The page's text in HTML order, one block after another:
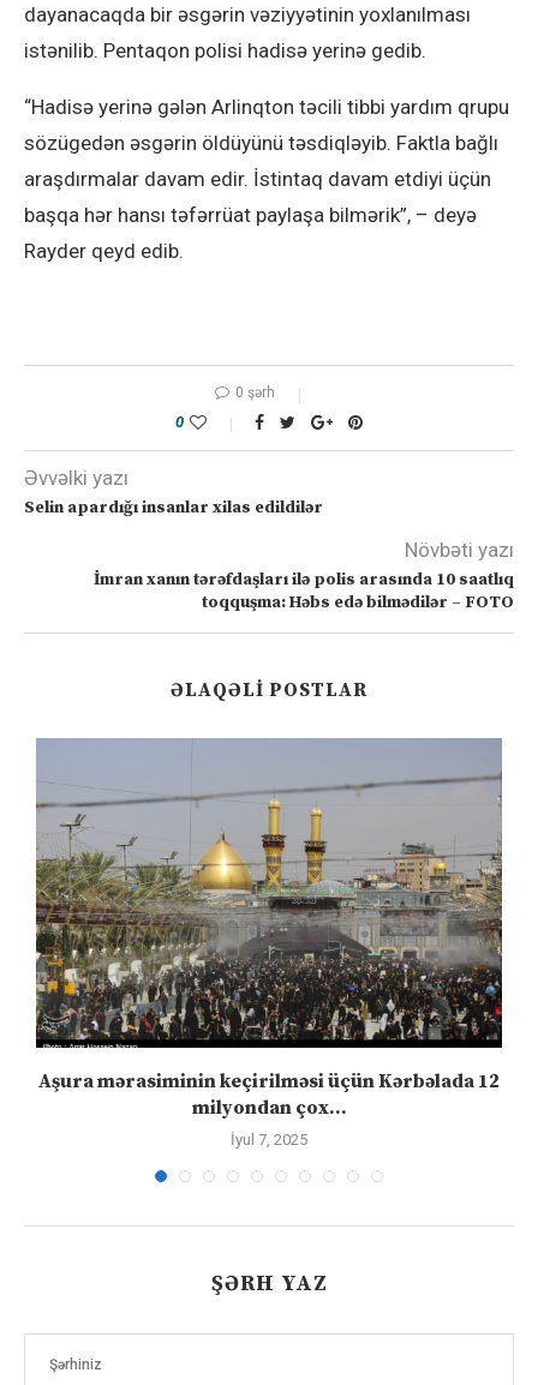
dayanacaqda bir əsgərin vəziyyətinin yoxlanılması
istənilib. Pentaqon polisi hadisə yerinə gedib.
“Hadisə yerinə gələn Arlinqton təcili tibbi yardım qrupu
sözügedən əsgərin öldüyünü təsdiqləyib. Faktla bağlı
araşdırmalar davam edir. İstintaq davam etdiyi üçün
başqa hər hansı təfərrüat paylaşa bilmərik”, – deyə
Rayder qeyd edib.
0 şərh
0
Əvvəlki yazı
Selin apardığı insanlar xilas edildilər
Növbəti yazı
İmran xanın tərəfdaşları ilə polis arasında 10 saatlıq
toqquşma: Həbs edə bilmədilər – FOTO
ƏLAQƏLI POSTLAR
Aşura mərasiminin keçirilməsi üçün Kərbəlada 12
milyondan çox...
İyul 7, 2025
ŞƏRH YAZ